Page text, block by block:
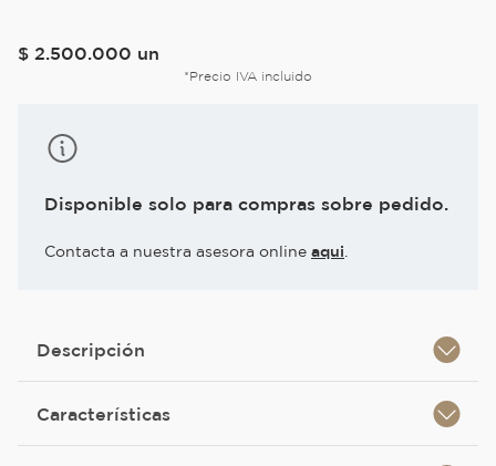
$ 2.500.000 un
*Precio IVA incluido
Disponible solo para compras sobre pedido.
Contacta a nuestra asesora online aqui
Descripción
Características